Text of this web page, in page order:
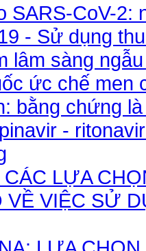
SARS-CoV-
- Sử dụng
lâm sàng
ức chế men
bằng chứng
-
CÁC LỰA
VỀ VIỆC SỬ